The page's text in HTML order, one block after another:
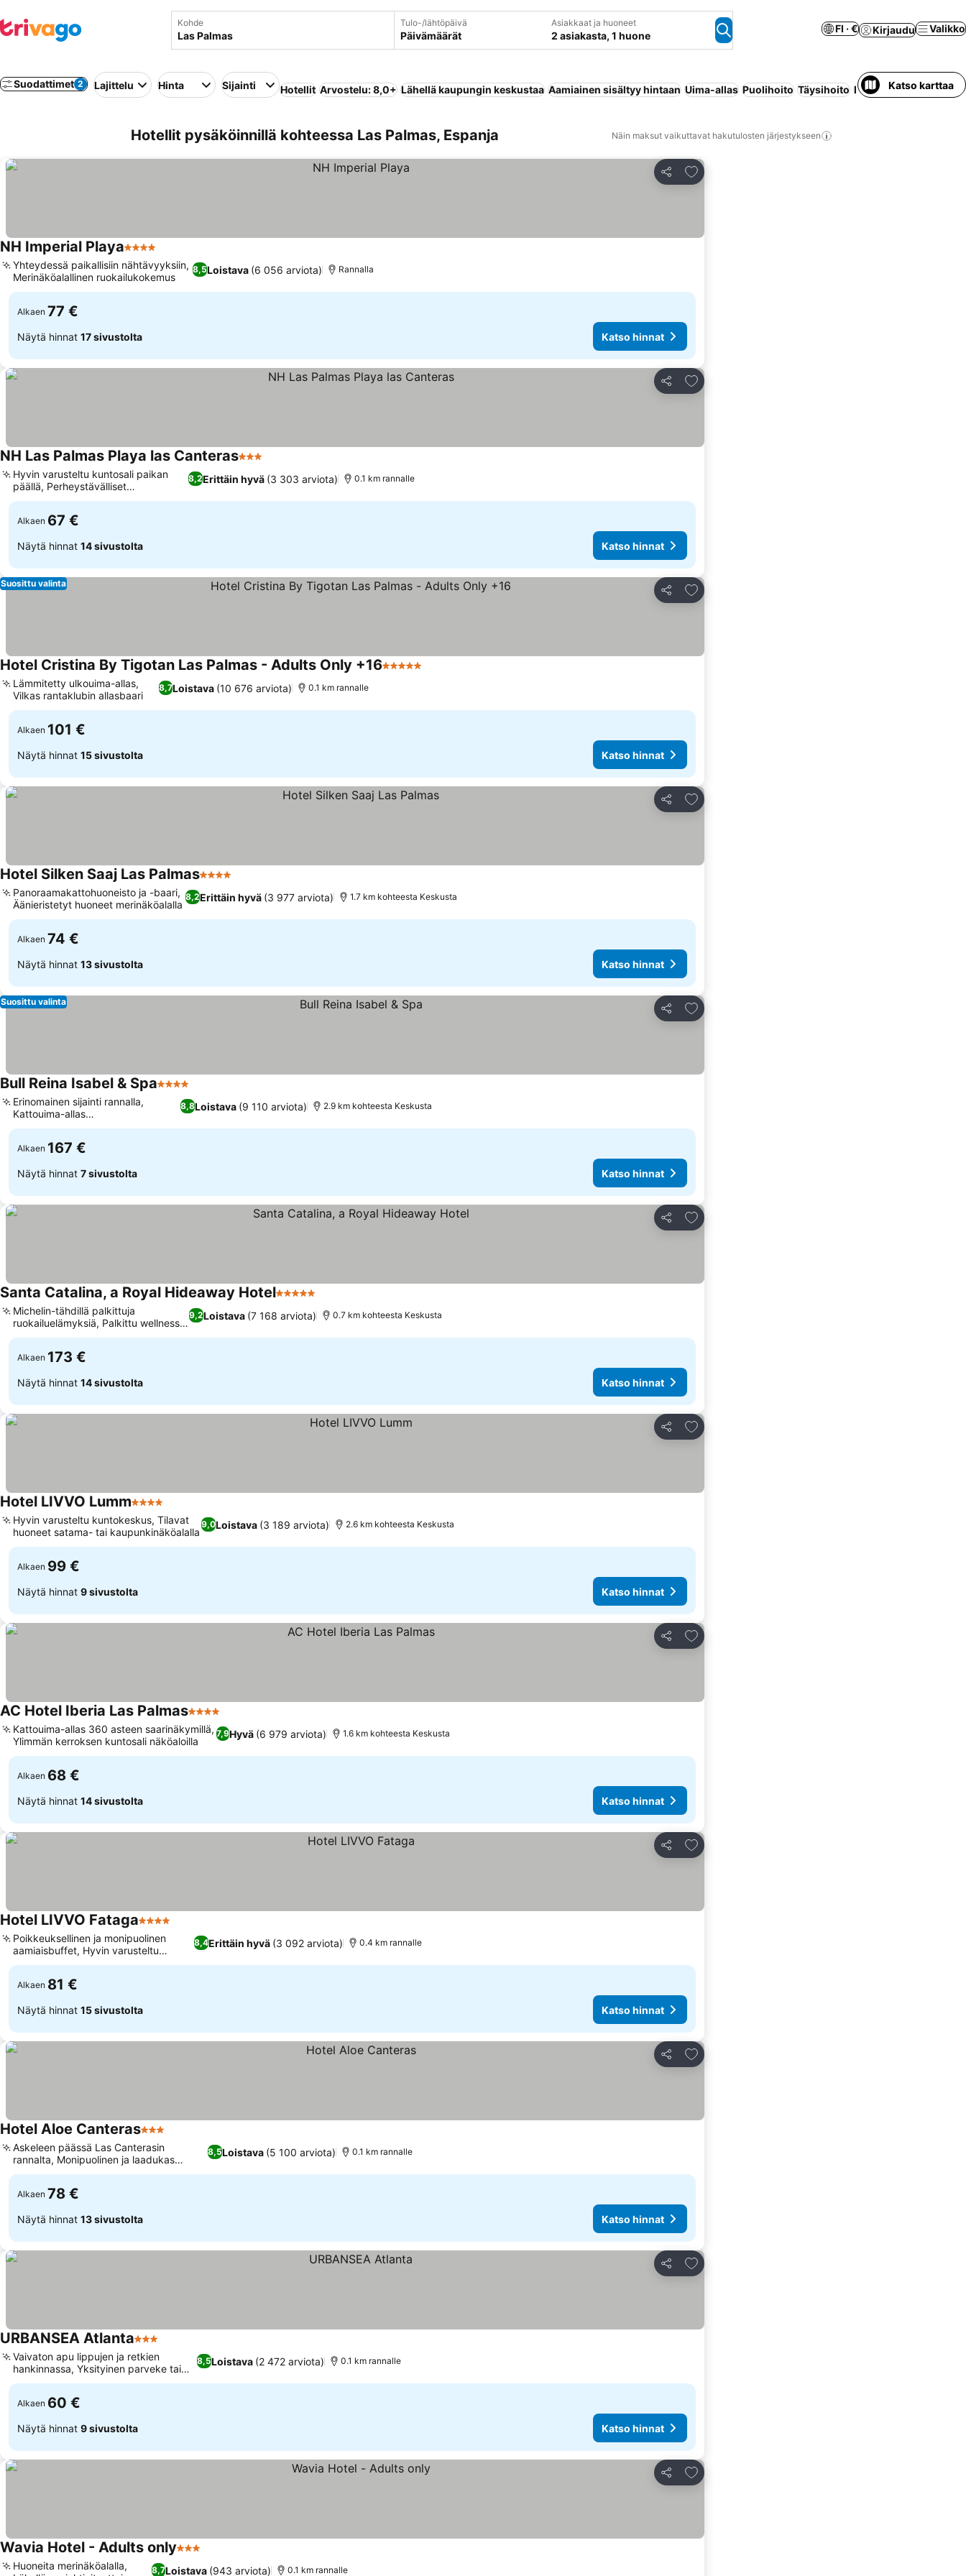
Kohde Tulo-/lähtöpäivä
Päivämäärät
Asiakkaat ja huoneet
2 asiakasta, 1 huone
FI · € Kirjaudu Valikko
Suodattimet 2 Lajittelu Hinta Sijainti Hotellit Arvostelu: 8,0+ Lähellä kaupungin keskustaa Aamiainen sisältyy hintaan Uima-allas Puolihoito Täysihoito Ranta Huoneisto
Katso karttaa
Hotellit pysäköinnillä kohteessa Las Palmas, Espanja Näin maksut vaikuttavat hakutulosten järjestykseen
Jaa
Lisää suosikkeihin
NH Imperial Playa4 Tähtiluokitus
8,5Loistava (6 056 arviota)
Yhteydessä paikallisiin nähtävyyksiin,
Merinäköalallinen ruokailukokemus
Rannalla
Alkaen 77 €
Näytä hinnat 17 sivustolta Katso hinnat
Jaa
Lisää suosikkeihin
NH Las Palmas Playa las Canteras3 Tähtiluokitus
8,2Erittäin hyvä (3 303 arviota)
Hyvin varusteltu kuntosali paikan
päällä, Perheystävälliset
huonejärjestelyt
0.1 km rannalle
Alkaen 67 €
Näytä hinnat 14 sivustolta Katso hinnat
Jaa
Lisää suosikkeihin
Suosittu valinta
Hotel Cristina By Tigotan Las Palmas - Adults Only +165 Tähtiluokitus
8,7Loistava (10 676 arviota)
Lämmitetty ulkouima-allas,
Vilkas rantaklubin allasbaari
0.1 km rannalle
Alkaen 101 €
Näytä hinnat 15 sivustolta Katso hinnat
Jaa
Lisää suosikkeihin
Hotel Silken Saaj Las Palmas4 Tähtiluokitus
8,2Erittäin hyvä (3 977 arviota)
Panoraamakattohuoneisto ja -baari,
Äänieristetyt huoneet merinäköalalla
1.7 km kohteesta Keskusta
Alkaen 74 €
Näytä hinnat 13 sivustolta Katso hinnat
Jaa
Lisää suosikkeihin
Suosittu valinta
Bull Reina Isabel & Spa4 Tähtiluokitus
8,8Loistava (9 110 arviota)
Erinomainen sijainti rannalla,
Kattouima-allas
panoraamanäkymillä
2.9 km kohteesta Keskusta
Alkaen 167 €
Näytä hinnat 7 sivustolta Katso hinnat
Jaa
Lisää suosikkeihin
Santa Catalina, a Royal Hideaway Hotel5 Tähtiluokitus
9,2Loistava (7 168 arviota)
Michelin-tähdillä palkittuja
ruokailuelämyksiä, Palkittu wellness-
keskus
0.7 km kohteesta Keskusta
Alkaen 173 €
Näytä hinnat 14 sivustolta Katso hinnat
Jaa
Lisää suosikkeihin
Hotel LIVVO Lumm4 Tähtiluokitus
9,0Loistava (3 189 arviota)
Hyvin varusteltu kuntokeskus, Tilavat
huoneet satama- tai kaupunkinäköalalla
2.6 km kohteesta Keskusta
Alkaen 99 €
Näytä hinnat 9 sivustolta Katso hinnat
Jaa
Lisää suosikkeihin
AC Hotel Iberia Las Palmas4 Tähtiluokitus
7,9Hyvä (6 979 arviota)
Kattouima-allas 360 asteen saarinäkymillä,
Ylimmän kerroksen kuntosali näköaloilla
1.6 km kohteesta Keskusta
Alkaen 68 €
Näytä hinnat 14 sivustolta Katso hinnat
Jaa
Lisää suosikkeihin
Hotel LIVVO Fataga4 Tähtiluokitus
8,4Erittäin hyvä (3 092 arviota)
Poikkeuksellinen ja monipuolinen
aamiaisbuffet, Hyvin varusteltu
kuntokeskus
0.4 km rannalle
Alkaen 81 €
Näytä hinnat 15 sivustolta Katso hinnat
Jaa
Lisää suosikkeihin
Hotel Aloe Canteras3 Tähtiluokitus
8,5Loistava (5 100 arviota)
Askeleen päässä Las Canterasin
rannalta, Monipuolinen ja laadukas
aamiaisbuffet
0.1 km rannalle
Alkaen 78 €
Näytä hinnat 13 sivustolta Katso hinnat
Jaa
Lisää suosikkeihin
URBANSEA Atlanta3 Tähtiluokitus
8,5Loistava (2 472 arviota)
Vaivaton apu lippujen ja retkien
hankinnassa, Yksityinen parveke tai
terassi
0.1 km rannalle
Alkaen 60 €
Näytä hinnat 9 sivustolta Katso hinnat
Jaa
Lisää suosikkeihin
Wavia Hotel - Adults only3 Tähtiluokitus
8,7Loistava (943 arviota)
Huoneita merinäköalalla,
0.1 km rannalle